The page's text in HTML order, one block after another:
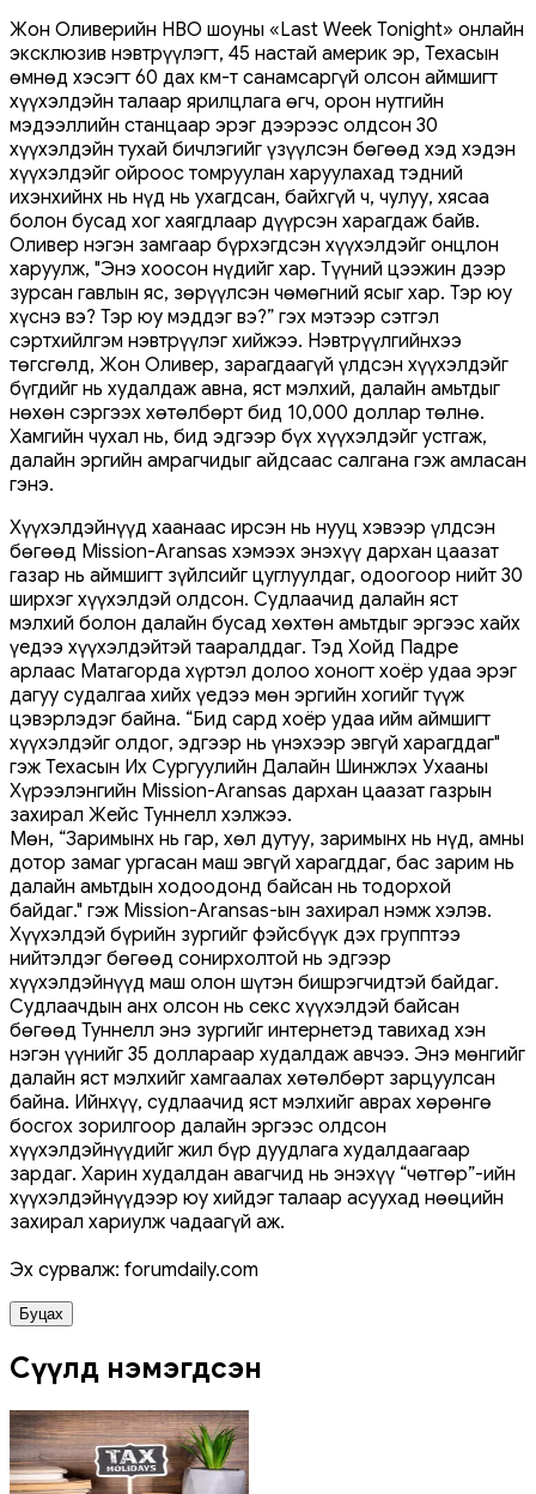
Жон Оливерийн HBO шоуны «Last Week Tonight» онлайн
эксклюзив нэвтрүүлэгт, 45 настай америк эр, Техасын
өмнөд хэсэгт 60 дах км-т санамсаргүй олсон аймшигт
хүүхэлдэйн талаар ярилцлага өгч, орон нутгийн
мэдээллийн станцаар эрэг дээрээс олдсон 30
хүүхэлдэйн тухай бичлэгийг үзүүлсэн бөгөөд хэд хэдэн
хүүхэлдэйг ойроос томруулан харуулахад тэдний
ихэнхийнх нь нүд нь ухагдсан, байхгүй ч, чулуу, хясаа
болон бусад хог хаягдлаар дүүрсэн харагдаж байв.
Оливер нэгэн замгаар бүрхэгдсэн хүүхэлдэйг онцлон
харуулж, "Энэ хоосон нүдийг хар. Түүний цээжин дээр
зурсан гавлын яс, зөрүүлсэн чөмөгний ясыг хар. Тэр юу
хүснэ вэ? Тэр юу мэддэг вэ?” гэх мэтээр сэтгэл
сэртхийлгэм нэвтрүүлэг хийжээ. Нэвтрүүлгийнхээ
төгсгөлд, Жон Оливер, зарагдаагүй үлдсэн хүүхэлдэйг
бүгдийг нь худалдаж авна, яст мэлхий, далайн амьтдыг
нөхөн сэргээх хөтөлбөрт бид 10,000 доллар төлнө.
Хамгийн чухал нь, бид эдгээр бүх хүүхэлдэйг устгаж,
далайн эргийн амрагчидыг айдсаас салгана гэж амласан
гэнэ.
Хүүхэлдэйнүүд хаанаас ирсэн нь нууц хэвээр үлдсэн
бөгөөд Mission-Aransas хэмээх энэхүү дархан цаазат
газар нь аймшигт зүйлсийг цуглуулдаг, одоогоор нийт 30
ширхэг хүүхэлдэй олдсон. Судлаачид далайн яст
мэлхий болон далайн бусад хөхтөн амьтдыг эргээс хайх
үедээ хүүхэлдэйтэй тааралддаг. Тэд Хойд Падре
арлаас Матагорда хүртэл долоо хоногт хоёр удаа эрэг
дагуу судалгаа хийх үедээ мөн эргийн хогийг түүж
цэвэрлэдэг байна. “Бид сард хоёр удаа ийм аймшигт
хүүхэлдэйг олдог, эдгээр нь үнэхээр эвгүй харагддаг"
гэж Техасын Их Сургуулийн Далайн Шинжлэх Ухааны
Хүрээлэнгийн Mission-Aransas дархан цаазат газрын
захирал Жейс Туннелл хэлжээ.
Мөн, “Заримынх нь гар, хөл дутуу, заримынх нь нүд, амны
дотор замаг ургасан маш эвгүй харагддаг, бас зарим нь
далайн амьтдын ходоодонд байсан нь тодорхой
байдаг." гэж Mission-Aransas-ын захирал нэмж хэлэв.
Хүүхэлдэй бүрийн зургийг фэйсбүүк дэх групптээ
нийтэлдэг бөгөөд сонирхолтой нь эдгээр
хүүхэлдэйнүүд маш олон шүтэн бишрэгчидтэй байдаг.
Судлаачдын анх олсон нь секс хүүхэлдэй байсан
бөгөөд Туннелл энэ зургийг интернетэд тавихад хэн
нэгэн үүнийг 35 доллараар худалдаж авчээ. Энэ мөнгийг
далайн яст мэлхийг хамгаалах хөтөлбөрт зарцуулсан
байна. Ийнхүү, судлаачид яст мэлхийг аврах хөрөнгө
босгох зорилгоор далайн эргээс олдсон
хүүхэлдэйнүүдийг жил бүр дуудлага худалдаагаар
зардаг. Харин худалдан авагчид нь энэхүү “чөтгөр”-ийн
хүүхэлдэйнүүдээр юу хийдэг талаар асуухад нөөцийн
захирал хариулж чадаагүй аж.
Эх сурвалж: forumdaily.com
Буцах
Сүүлд нэмэгдсэн